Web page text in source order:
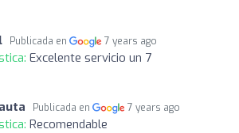
Publicada en 7 years ago
Excelente servicio un 7
Publicada en 7 years ago
Recomendable